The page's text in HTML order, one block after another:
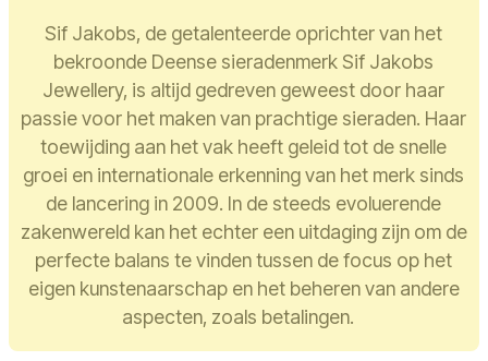
Sif Jakobs, de getalenteerde oprichter van het
bekroonde Deense sieradenmerk Sif Jakobs
Jewellery, is altijd gedreven geweest door haar
passie voor het maken van prachtige sieraden. Haar
toewijding aan het vak heeft geleid tot de snelle
groei en internationale erkenning van het merk sinds
de lancering in 2009. In de steeds evoluerende
zakenwereld kan het echter een uitdaging zijn om de
perfecte balans te vinden tussen de focus op het
eigen kunstenaarschap en het beheren van andere
aspecten, zoals betalingen.